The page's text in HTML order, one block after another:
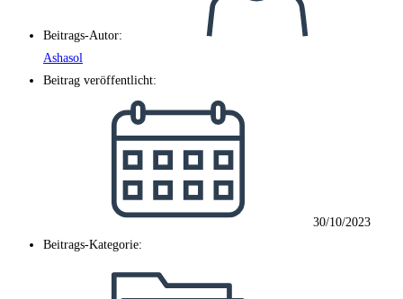
Beitrags-Autor:
Ashasol
Beitrag veröffentlicht:
30/10/2023
Beitrags-Kategorie: